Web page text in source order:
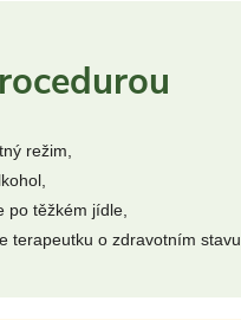
režim,
po těžkém jídle,
terapeutku o zdravotním stavu.